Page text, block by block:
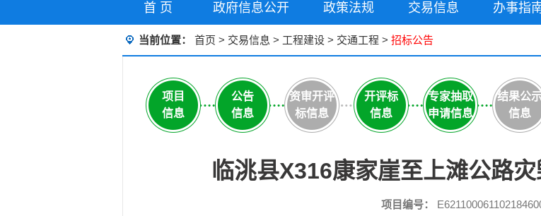
首 页 政府信息公开 政策法规 交易信息 办事指
当前位置： 首页 > 交易信息 > 工程建设 > 交通工程 > 招标公告
项目
信息
公告
信息
资审开评
标信息
开评标
信息
专家抽取
申请信息
结果公
信息
临洮县X316康家崖至上滩公路
项目编号：